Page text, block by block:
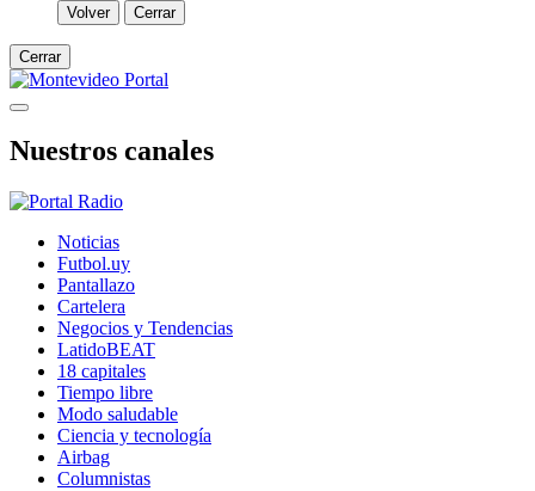
Volver Cerrar
Cerrar
Nuestros canales
Noticias
Futbol.uy
Pantallazo
Cartelera
Negocios y Tendencias
LatidoBEAT
18 capitales
Tiempo libre
Modo saludable
Ciencia y tecnología
Airbag
Columnistas